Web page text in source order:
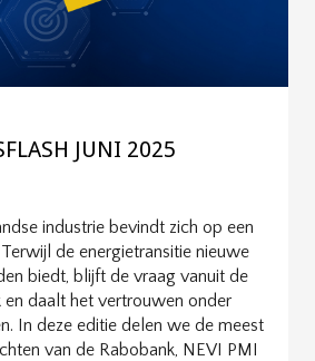
JUNI 2025
industrie bevindt zich op een
de energietransitie nieuwe
biedt, blijft de vraag vanuit de
en daalt het vertrouwen onder
In deze editie delen we de meest
van de Rabobank, NEVI PMI